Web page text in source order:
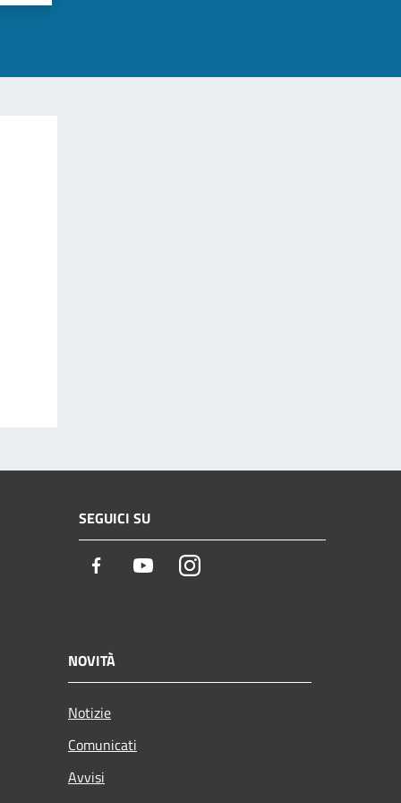
SEGUICI SU
Facebook YoutubeInstagram
NOVITÀ
Notizie
Comunicati
Avvisi